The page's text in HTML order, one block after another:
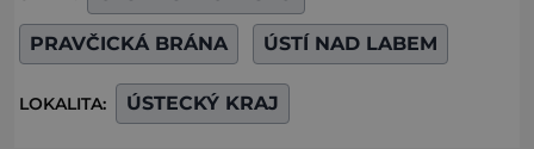
PRAVČICKÁ BRÁNA ÚSTÍ NAD LABEM
LOKALITA: ÚSTECKÝ KRAJ